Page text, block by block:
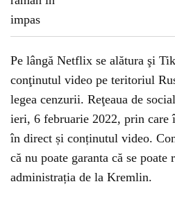
Pe lângă Netflix se alătura şi
conţinutul video pe teritoriul
legea cenzurii. Reţeaua de
ieri, 6 februarie 2022, prin care
în direct și conținutul video.
că nu poate garanta că se poate
administrația de la Kremlin.